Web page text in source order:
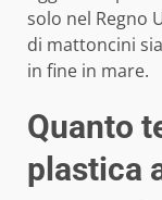
solo nel Regno
di mattoncini
in fine in mare.
Quanto
plastica